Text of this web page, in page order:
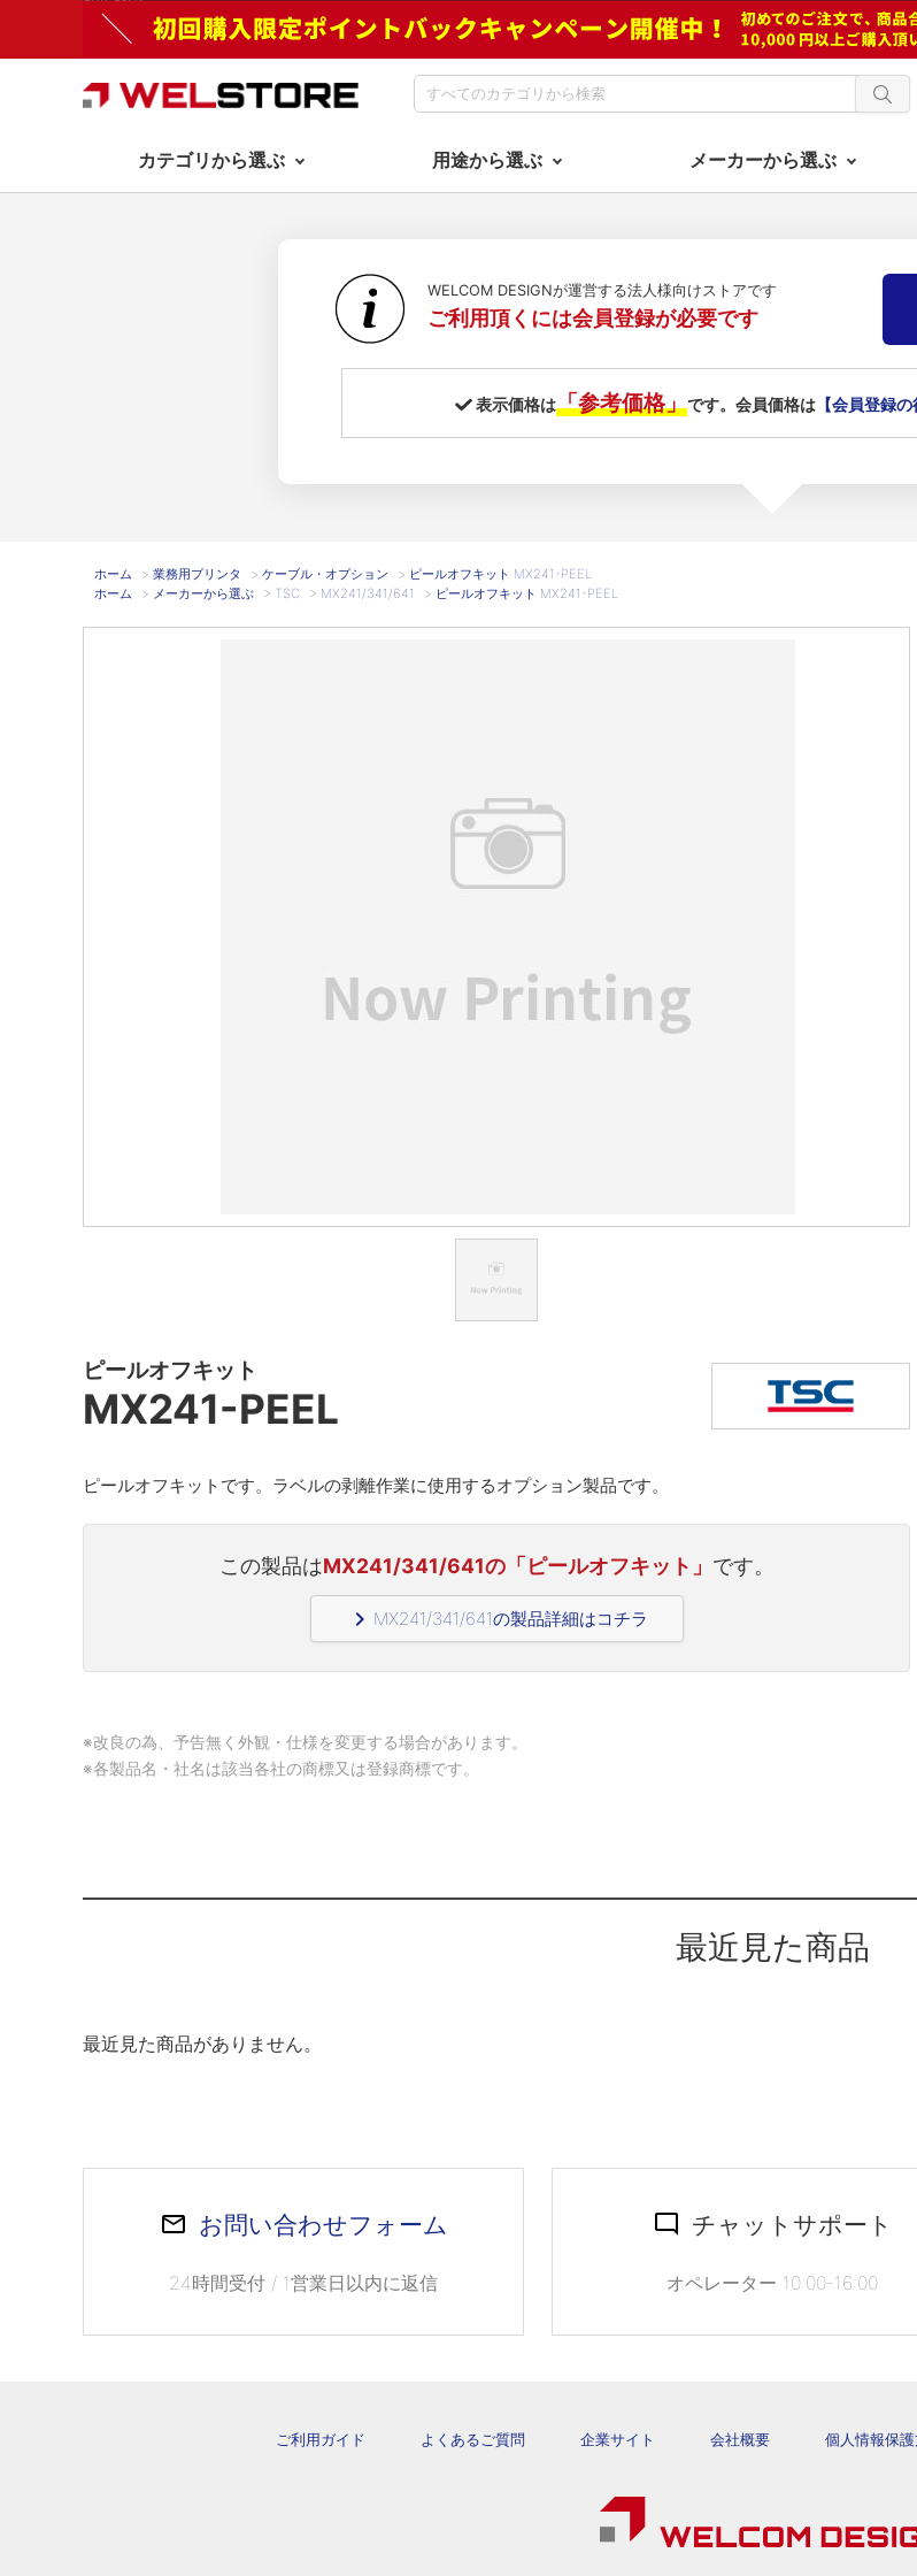
カテゴリから選ぶ 用途から選ぶ メーカーから選ぶ
WELCOM DESIGNが運営する法人様向けストアです
ご利用頂くには会員登録が必要です
表示価格は「参考価格」です。会員価格は【会員登録の
ホーム > 業務用プリンタ > ケーブル・オプション > ピールオフキット MX241-PEEL
ホーム
> メーカーから選ぶ > TSC > MX241/341/641 > ピールオフキット MX241-PEEL
ピールオフキット
MX241-PEEL
ピールオフキットです。ラベルの剥離作業に使用するオプション製品です。
この製品はMX241/341/641の「ピールオフキット」 です。
navigate_next MX241/341/641の製品詳細はコチラ
※改良の為、予告無く外観・仕様を変更する場合があります。
※各製品名・社名は該当各社の商標又は登録商標です。
最近見た商品
最近見た商品がありません。
お問い合わせフォーム
24時間受付 / 1営業日以内に返信
チャットサポート
オペレーター 10:00-16:00
ご利用ガイド よくあるご質問 企業サイト 会社概要 個人情報保